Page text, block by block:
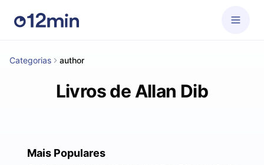
Categorias author
Livros de Allan Dib
Mais Populares